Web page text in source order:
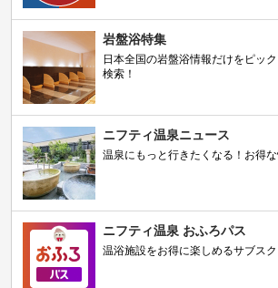
岩盤浴特集
日本全国の岩盤浴情報だけをピッ
検索！
ニフティ温泉ニュース
温泉にもっと行きたくなる！お得
ニフティ温泉 おふろパス
温浴施設をお得に楽しめるサブス